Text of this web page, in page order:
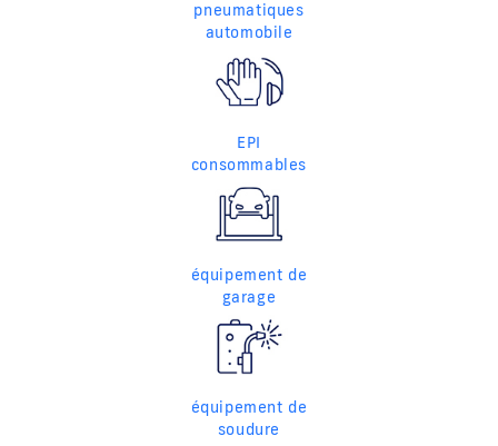
pneumatiques
automobile
EPI
consommables
équipement de
garage
équipement de
soudure